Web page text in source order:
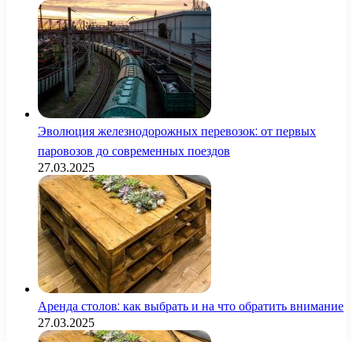
Эволюция железнодорожных перевозок: от первых
паровозов до современных поездов
27.03.2025
Аренда столов: как выбрать и на что обратить внимание
27.03.2025